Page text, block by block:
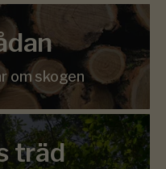
om skogen
träd